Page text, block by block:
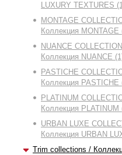
LUXURY TEXTURES
MONTAGE
Коллекция MONTAGE
NUANCE
Коллекция NUANCE
PASTICHE
Коллекция PASTICHE
PLATINUM
Коллекция PLATINUM
URBAN LUXE
Коллекция URBAN
Trim collections /